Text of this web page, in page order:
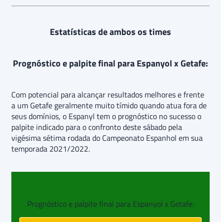
Estatísticas de ambos os times
Prognóstico e palpite final para Espanyol x Getafe:
Com potencial para alcançar resultados melhores e frente
a um Getafe geralmente muito tímido quando atua fora de
seus domínios, o Espanyl tem o prognóstico no sucesso o
palpite indicado para o confronto deste sábado pela
vigésima sétima rodada do Campeonato Espanhol em sua
temporada 2021/2022.
Prognóstico e palpite final para Espanyol x Getafe: